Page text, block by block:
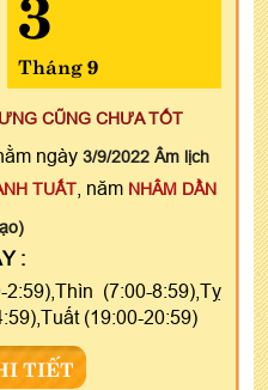
Tháng 9
CŨNG CHƯA TỐT
ngày 3/9/2022 Âm lịch
TUẤT , năm NHÂM DẦN
:
(7:00-8:59),Tỵ
(19:00-20:59)
TIẾT